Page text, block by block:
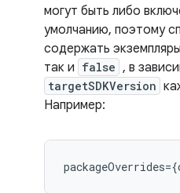
могут быть либо
умолчанию, поэтому
содержать
так и false , в
targetSDKVersion
Например: